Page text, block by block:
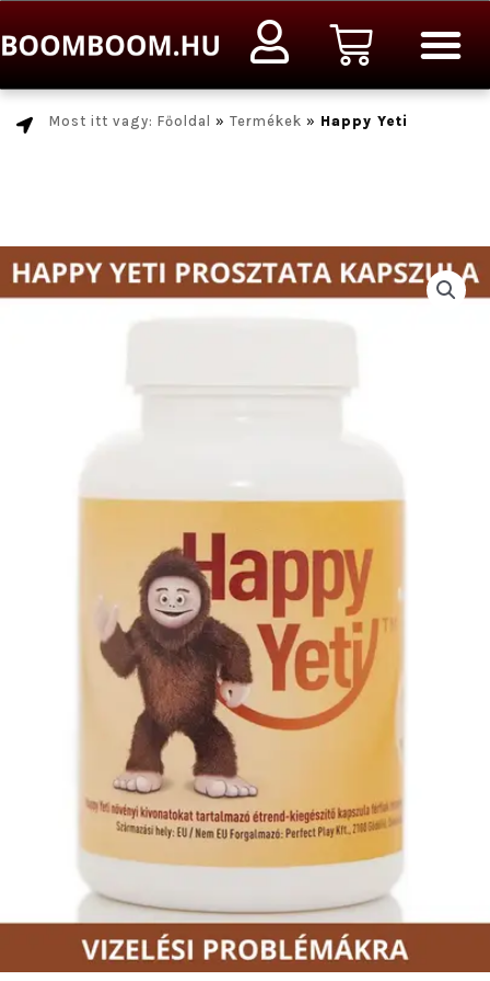
a
Kosár
Most itt vagy: Főoldal » Termékek » Happy Yeti